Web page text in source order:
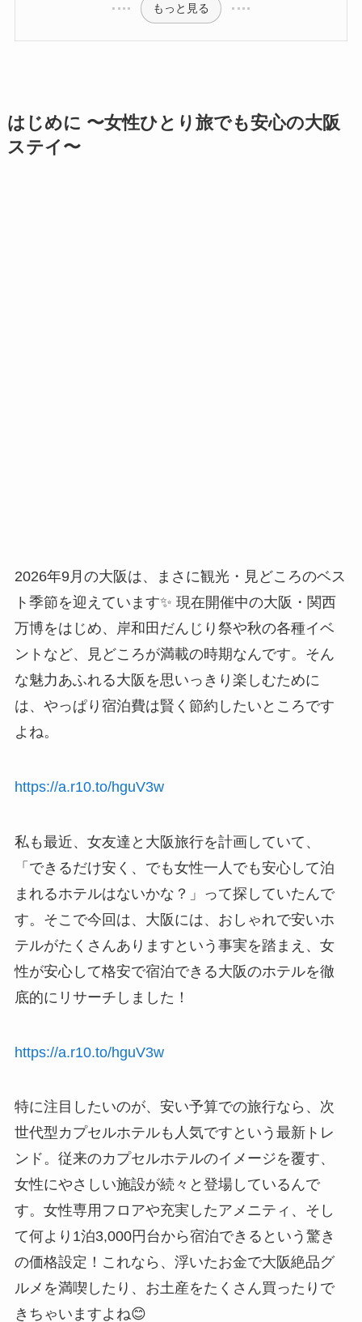
もっと見る
はじめに 〜女性ひとり旅でも安心の大阪
ステイ〜
2026年9月の大阪は、まさに観光・見どころのベス
ト季節を迎えています✨ 現在開催中の大阪・関西
万博をはじめ、岸和田だんじり祭や秋の各種イベ
ントなど、見どころが満載の時期なんです。そん
な魅力あふれる大阪を思いっきり楽しむために
は、やっぱり宿泊費は賢く節約したいところです
よね。
https://a.r10.to/hguV3w
私も最近、女友達と大阪旅行を計画していて、
「できるだけ安く、でも女性一人でも安心して泊
まれるホテルはないかな？」って探していたんで
す。そこで今回は、大阪には、おしゃれで安いホ
テルがたくさんありますという事実を踏まえ、女
性が安心して格安で宿泊できる大阪のホテルを徹
底的にリサーチしました！
https://a.r10.to/hguV3w
特に注目したいのが、安い予算での旅行なら、次
世代型カプセルホテルも人気ですという最新トレ
ンド。従来のカプセルホテルのイメージを覆す、
女性にやさしい施設が続々と登場しているんで
す。女性専用フロアや充実したアメニティ、そし
て何より1泊3,000円台から宿泊できるという驚き
の価格設定！これなら、浮いたお金で大阪絶品グ
ルメを満喫したり、お土産をたくさん買ったりで
きちゃいますよね😊